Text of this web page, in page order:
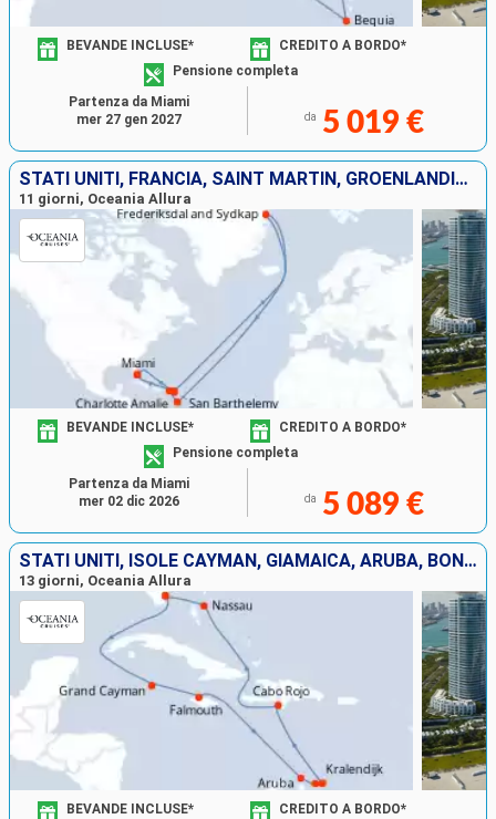
BEVANDE INCLUSE*
CREDITO A BORDO*
Pensione completa
da 5 019 €
Partenza da Miami
mer 27 gen 2027
STATI UNITI, FRANCIA, SAINT MARTIN, GROENLANDIA, SAINT-VINCENT E LE GRENADINE
11 giorni, Oceania Allura
BEVANDE INCLUSE*
CREDITO A BORDO*
Pensione completa
da 5 089 €
Partenza da Miami
mer 02 dic 2026
STATI UNITI, ISOLE CAYMAN, GIAMAICA, ARUBA, BONAIRE, REPUBBLICA DOMINICANA, BAHAMAS
13 giorni, Oceania Allura
BEVANDE INCLUSE* CREDITO A BORDO*